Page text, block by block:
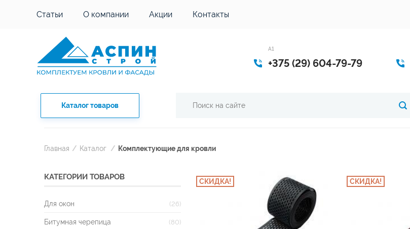
Статьи О компании Акции Контакты
A1
+375 (29) 604-79-79
Каталог товаров
Главная / Каталог / Комплектующие для кровли
СКИДКА! СКИДКА!
КАТЕГОРИИ ТОВАРОВ
Для окон (26)
Битумная черепица (80)